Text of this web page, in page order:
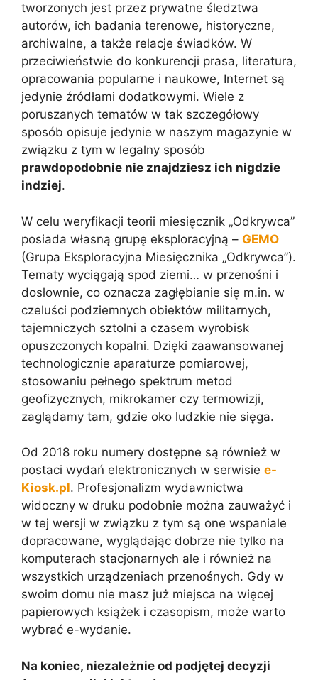
tworzonych jest przez prywatne śledztwa
autorów, ich badania terenowe, historyczne,
archiwalne, a także relacje świadków. W
przeciwieństwie do konkurencji prasa, literatura,
opracowania popularne i naukowe, Internet są
jedynie źródłami dodatkowymi. Wiele z
poruszanych tematów w tak szczegółowy
sposób opisuje jedynie w naszym magazynie w
związku z tym w legalny sposób
prawdopodobnie nie znajdziesz ich nigdzie
indziej.
W celu weryfikacji teorii miesięcznik „Odkrywca”
posiada własną grupę eksploracyjną – GEMO
(Grupa Eksploracyjna Miesięcznika „Odkrywca”).
Tematy wyciągają spod ziemi… w przenośni i
dosłownie, co oznacza zagłębianie się m.in. w
czeluści podziemnych obiektów militarnych,
tajemniczych sztolni a czasem wyrobisk
opuszczonych kopalni. Dzięki zaawansowanej
technologicznie aparaturze pomiarowej,
stosowaniu pełnego spektrum metod
geofizycznych, mikrokamer czy termowizji,
zaglądamy tam, gdzie oko ludzkie nie sięga.
Od 2018 roku numery dostępne są również w
postaci wydań elektronicznych w serwisie e-
Kiosk.pl. Profesjonalizm wydawnictwa
widoczny w druku podobnie można zauważyć i
w tej wersji w związku z tym są one wspaniale
dopracowane, wyglądając dobrze nie tylko na
komputerach stacjonarnych ale i również na
wszystkich urządzeniach przenośnych. Gdy w
swoim domu nie masz już miejsca na więcej
papierowych książek i czasopism, może warto
wybrać e-wydanie.
Na koniec, niezależnie od podjętej decyzji